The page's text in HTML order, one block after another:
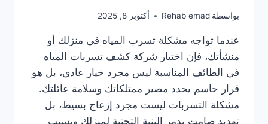
بواسطة Rehab emad أكتوبر 8, 2025
عندما تواجه مشكلة تسرب المياه في منزلك أو
منشأتك، فإن اختيار شركة كشف تسربات المياه
في الطائف المناسبة ليس مجرد خيار عادي، بل هو
قرار حاسم يحدد مصير ممتلكاتك وسلامة عائلتك.
مشكلة التسربات ليست مجرد إزعاج بسيط، بل
تهديد صامت يدمر البنية التحتية لمنزلك ويسبب